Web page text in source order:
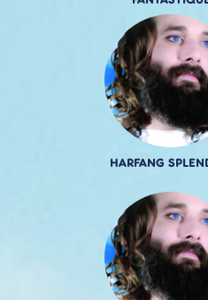
HARFANG